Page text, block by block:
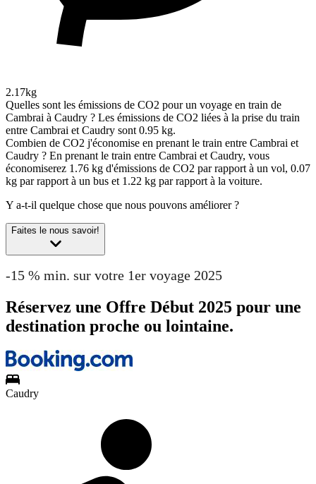
2.17kg
Quelles sont les émissions de CO2 pour un voyage en train de
Cambrai à Caudry ? Les émissions de CO2 liées à la prise du train
entre Cambrai et Caudry sont 0.95 kg.
Combien de CO2 j'économise en prenant le train entre Cambrai et
Caudry ? En prenant le train entre Cambrai et Caudry, vous
économiserez 1.76 kg d'émissions de CO2 par rapport à un vol, 0.07
kg par rapport à un bus et 1.22 kg par rapport à la voiture.
Y a-t-il quelque chose que nous pouvons améliorer ?
Faites le nous savoir!
-15 % min. sur votre 1er voyage 2025
Réservez une Offre Début 2025 pour une
destination proche ou lointaine.
Caudry